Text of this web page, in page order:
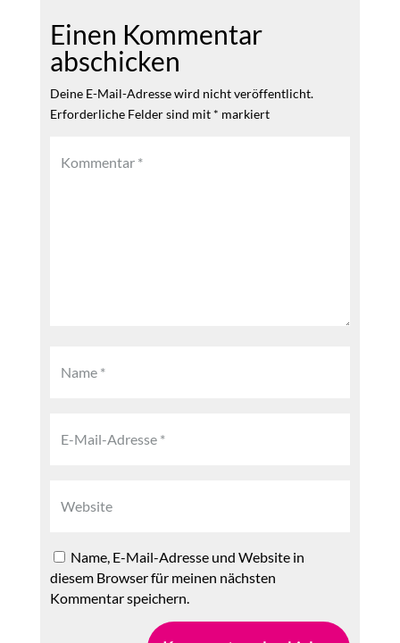
Einen Kommentar
abschicken
Deine E-Mail-Adresse wird nicht veröffentlicht.
Erforderliche Felder sind mit * markiert
Name, E-Mail-Adresse und Website in
diesem Browser für meinen nächsten
Kommentar speichern.